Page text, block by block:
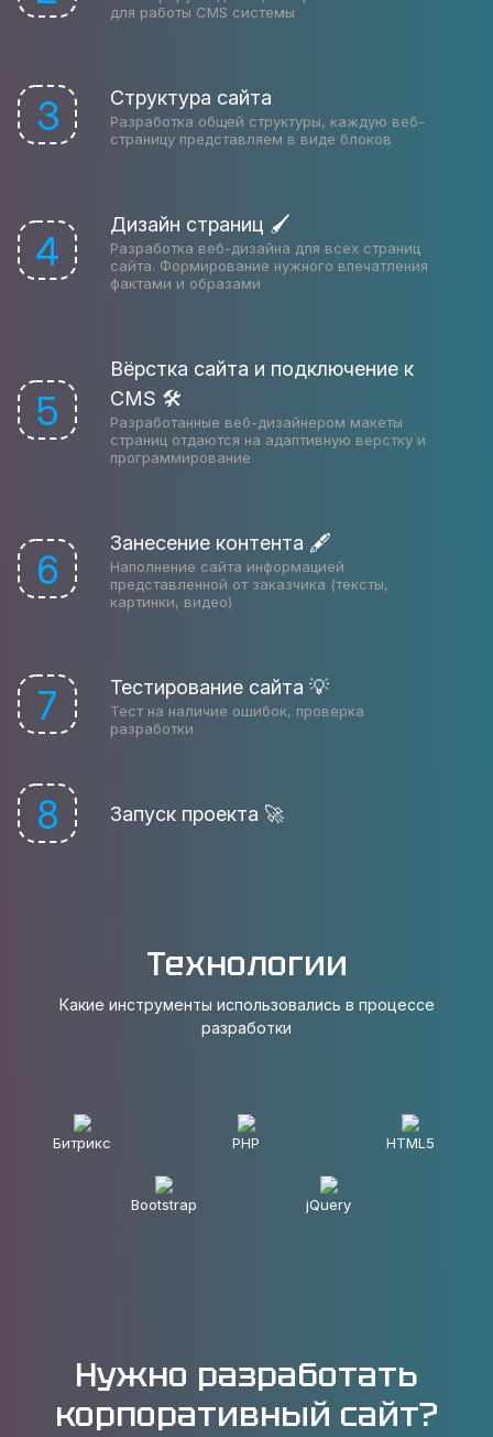
для работы CMS системы
3 Структура сайта
Разработка общей структуры, каждую веб-
страницу представляем в виде блоков
4
Дизайн страниц 🖌
Разработка веб-дизайна для всех страниц
сайта. Формирование нужного впечатления
фактами и образами
5
Вёрстка сайта и подключение к
CMS 🛠
Разработанные веб-дизайнером макеты
страниц отдаются на адаптивную верстку и
программирование
6
Занесение контента 🖋
Наполнение сайта информацией
представленной от заказчика (тексты,
картинки, видео)
7 Тестирование сайта 💡
Тест на наличие ошибок, проверка
разработки
8 Запуск проекта 🚀
Технологии
Какие инструменты использовались в процессе
разработки
Битрикс PHP HTML5
Bootstrap jQuery
Нужно разработать
корпоративный сайт?